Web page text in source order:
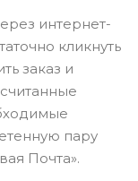
интернет-
кликнуть
заказ и
пару
Почта».